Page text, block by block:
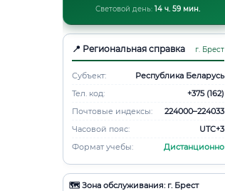
Световой день: 14 ч. 59 мин.
📍 Региональная справка г. Брест
Субъект:
Республика Беларусь
Тел. код:
+375 (162)
Почтовые индексы:
224000–224033
Часовой пояс:
UTC+3
Формат учебы:
Дистанционно
🗺️ Зона обслуживания: г. Брест